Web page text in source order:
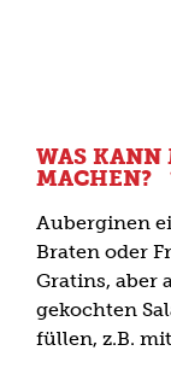
WAS KANN
MACHEN?
Auberginen
Braten oder
Gratins, aber
gekochten
füllen, z.B.